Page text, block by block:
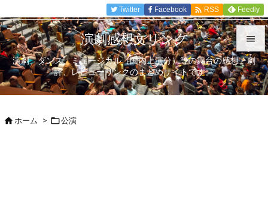


メニュ

Twitter Facebook  RSS Feedly
演劇感想文リンク
演劇、ダンス、ミュージカル（国内上演分）等の舞台の感想、劇
評、レビューリンクのまとめサイトです。
ホーム > 公演